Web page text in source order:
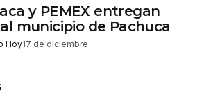
y PEMEX entregan
municipio de Pachuca
Hoy17 de diciembre